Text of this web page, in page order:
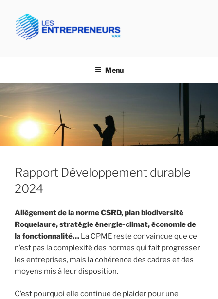
contenu
principal
ENTREPRENEURS VAR
Menu
Rapport Développement durable
2024
Allègement de la norme CSRD, plan biodiversité
Roquelaure, stratégie énergie-climat, économie de
la fonctionnalité… La CPME reste convaincue que ce
n’est pas la complexité des normes qui fait progresser
les entreprises, mais la cohérence des cadres et des
moyens mis à leur disposition.
C’est pourquoi elle continue de plaider pour une